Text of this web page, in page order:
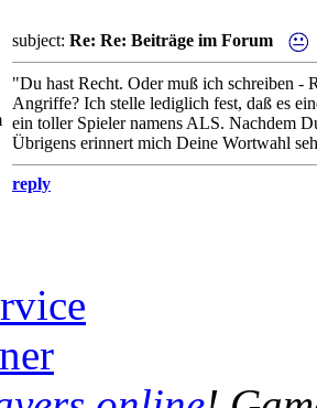
subject: Re: Re: Beiträge im Forum
"Du hast Recht. Oder muß ich schreiben -
Angriffe? Ich stelle lediglich fest, daß es
ein toller Spieler namens ALS. Nachdem
Übrigens erinnert mich Deine Wortwahl
reply